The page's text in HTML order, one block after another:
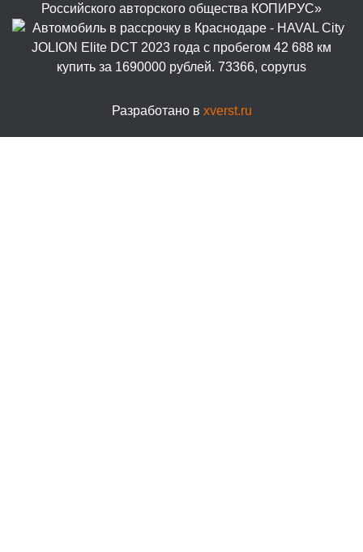
Российского авторского общества КОПИРУС»
Разработано в xverst.ru